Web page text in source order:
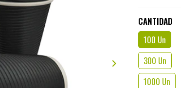
CANTIDAD
100 Un
300 Un
1000 Un